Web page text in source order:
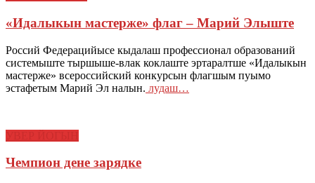
«Идалыкын мастерже» флаг – Марий Элыште
Россий Федерацийысе кыдалаш профессионал образований
системыште тыршыше-влак коклаште эртаралтше «Идалыкын
мастерже» всероссийский конкурсын флагшым пуымо
эстафетым Марий Эл налын. лудаш…
Чемпион дене зарядке